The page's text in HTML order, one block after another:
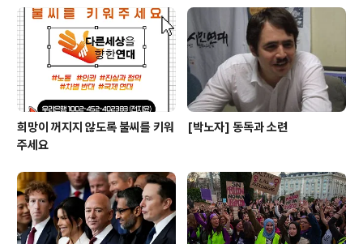
희망이 꺼지지 않도록 불씨를 키워
주세요
[박노자] 동독과 소련